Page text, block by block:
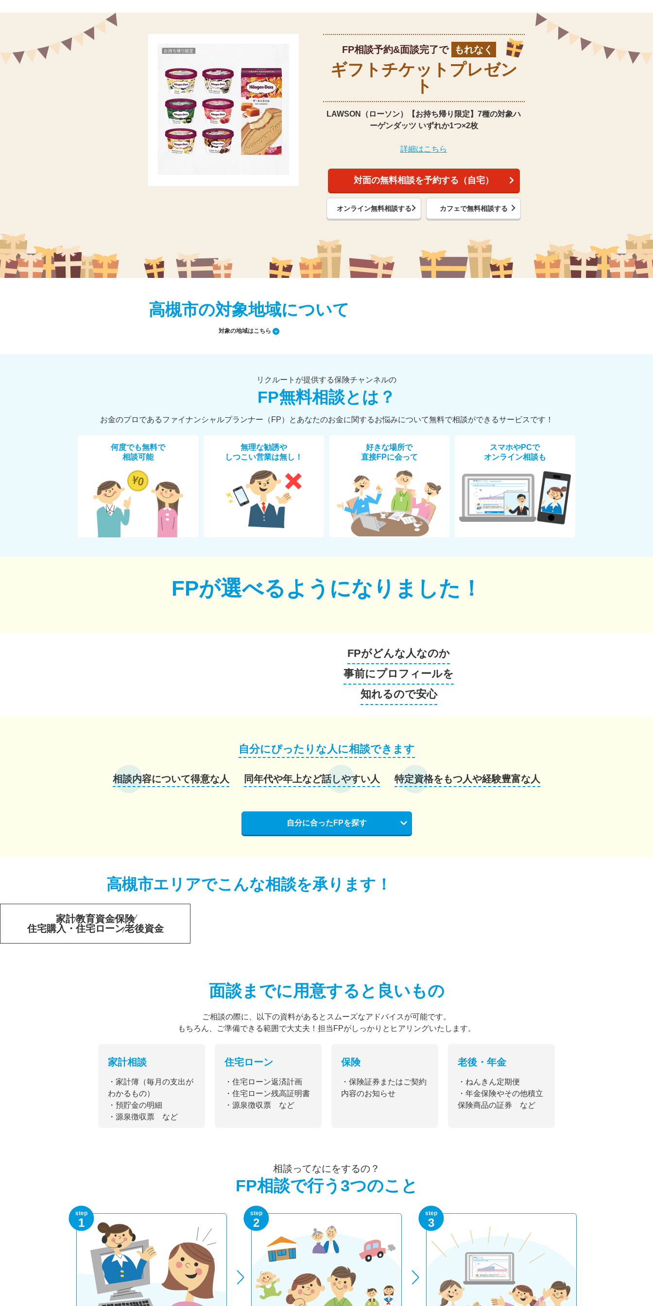
FP相談予約&面談完了で もれなく
ギフトチケット プレゼン
ト
LAWSON（ローソン）【お持ち帰り限定】 7種の対象ハ
ーゲンダッツ いずれか1つ×2枚
詳細はこちら
対面の無料相談を予約する（自宅）
オンライン無料相談する カフェで無料相談する
高槻市の対象地域について
対象の地域はこちら
リクルートが提供する保険チャンネルの
FP無料相談とは？
お金のプロであるファイナンシャルプランナー（FP）とあなたのお金に関するお悩みについて無料で相談ができるサービスです！
何度でも無料で
相談可能
無理な勧誘や
しつこい営業は無し！
好きな場所で
直接FPに会って
スマホやPCで
オンライン相談も
FPが選べるようになりました！
FPがどんな人なのか
事前にプロフィールを
知れるので安心
自分にぴったりな人に相談できます
相談内容について得意な人 同年代や年上など話しやすい人 特定資格をもつ人や経験豊富な人
自分に合ったFPを探す
高槻市エリアでこんな相談を承ります！
家計教育資金保険
住宅購入・住宅ローン老後資金
面談までに用意すると 良いもの
ご相談の際に、以下の資料があるとスムーズなアドバイスが可能です。
もちろん、ご準備できる範囲で大丈夫！担当FPがしっかりとヒアリングいたします。
家計相談
・家計簿（毎月の支出が
わかるもの）
・預貯金の明細
・源泉徴収票 など
住宅ローン
・住宅ローン返済計画
・住宅ローン残高証明書
・源泉徴収票 など
保険
・保険証券またはご契約
内容のお知らせ
老後・年金
・ねんきん定期便
・年金保険やその他積立
保険商品の証券 など
相談ってなにをするの？
FP相談で行う3つのこと
step
1
step
2
step
3